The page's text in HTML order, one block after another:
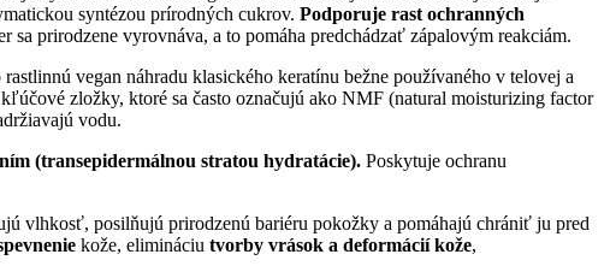
syntézou prírodných cukrov. Podporuje rast ochranných
prirodzene vyrovnáva, a to pomáha predchádzať zápalovým reakciám.
vegan náhradu klasického keratínu bežne používaného v telovej a
zložky, ktoré sa často označujú ako NMF (natural moisturizing factor
vodu.
(transepidermálnou stratou hydratácie). Poskytuje ochranu
vlhkosť, posilňujú prirodzenú bariéru pokožky a pomáhajú chrániť ju pred
kože, elimináciu tvorby vrások a deformácií kože,